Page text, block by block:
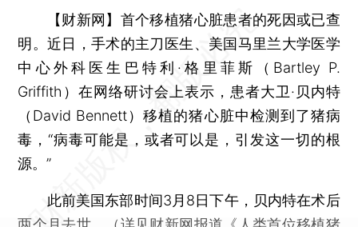
【财新网】 首个移植猪心脏患者的死因或已查
明。近日，手术的主刀医生、美国马里兰大学医学
中心外科医生巴特利·格里菲斯（Bartley P.
Griffith）在网络研讨会上表示，患者大卫·贝内特
（David Bennett）移植的猪心脏中检测到了猪病
毒，“病毒可能是，或者可以是，引发这一切的根
源。”
此前美国东部时间3月8日下午，贝内特在术后